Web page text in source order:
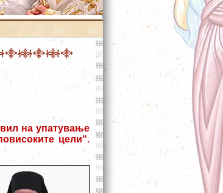
на упатување
цели“.